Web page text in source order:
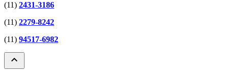
(11) 2431-3186
(11) 2279-8242
(11) 94517-6982
expand_less